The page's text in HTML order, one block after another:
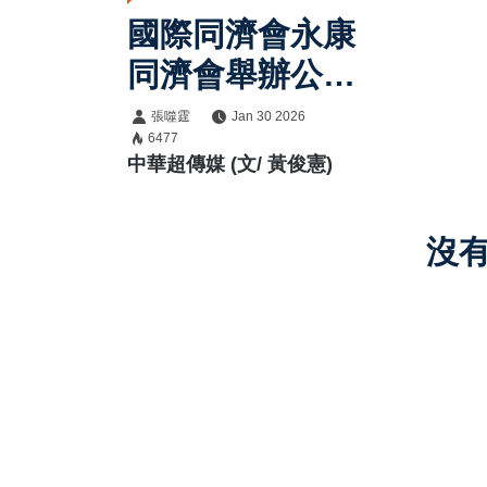
國際同濟會永康
同濟會舉辦公益
捐贈活動，捐贈
物資給瑞復益智
張噬霆
Jan 30 2026
6477
中華超傳媒 (文/ 黃俊憲)
沒